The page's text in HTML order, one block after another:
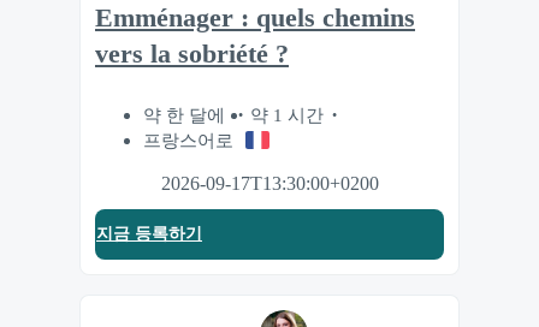
Emménager : quels chemins
vers la sobriété ?
약 한 달에
약 1 시간
프랑스어로
2026-09-17T13:30:00+0200
지금 등록하기